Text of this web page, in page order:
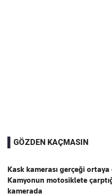
GÖZDEN KAÇMASIN
Kask kamerası gerçeği ortaya
Kamyonun motosiklete
kamerada